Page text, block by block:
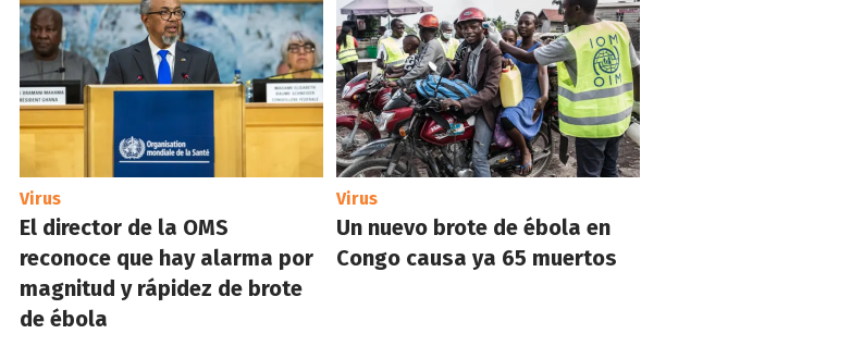
Virus
El director de la OMS
reconoce que hay alarma por
magnitud y rápidez de brote
de ébola
Virus
Un nuevo brote de ébola en
Congo causa ya 65 muertos